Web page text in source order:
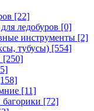
[22]
ледобуров [0]
инструменты [2]
тубусы) [554]
[250]
[11]
[72]